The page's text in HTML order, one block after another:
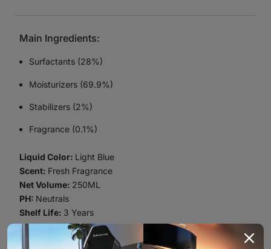
Main Ingredients:
Surfactants (28%)
Moisturizers (69.9%)
Stabilizers (2%)
Fragrance (0.1%)
Liquid Color: Light Blue
Scent: Fresh Fragrance
Net Volume: 250ML
PH: Neutrals
Shelf Life: 3 Years
Prepare surface: Remove dirt and blot excess liquid.